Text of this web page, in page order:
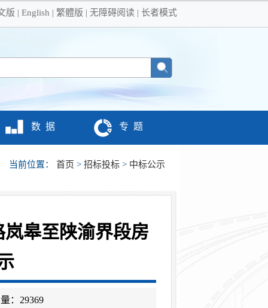
版 | English | 繁體版 | 无障碍阅读 | 长者模式
数 据 专 题
当前位置： 首页 > 招标投标 > 中标公示
皋至陕渝界段房
： 29369